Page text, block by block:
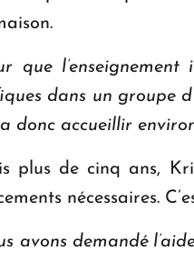
que
dans un groupe
donc accueillir
plus de cinq ans,
nécessaires.
avons demandé